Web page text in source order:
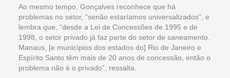
Ao mesmo tempo, Gonçalves reconhece que há
problemas no setor, “senão estaríamos universalizados”, e
lembra que, “desde a Lei de Concessões de 1995 e de
1998, o setor privado já faz parte do setor de saneamento.
Manaus, [e municípios dos estados do] Rio de Janeiro e
Espírito Santo têm mais de 20 anos de concessão, então o
problema não é o privado”, ressalta.